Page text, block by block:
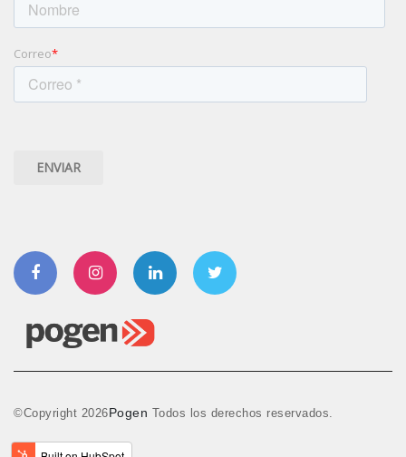
Correo*
InstagramLinkedin
©Copyright 2026Pogen Todos los derechos reservados.
Aviso de Privacidad